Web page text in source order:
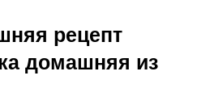
рецепт
домашняя из